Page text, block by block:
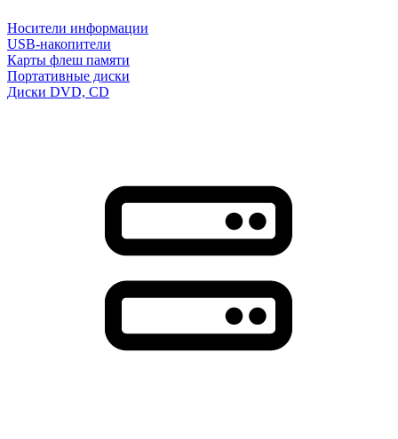
Носители информации
USB-накопители
Карты флеш памяти
Портативные диски
Диски DVD, CD